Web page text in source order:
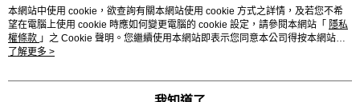
熱門標籤
本網站中使用 cookie，欲查詢有關本網站使用 cookie 方式之詳情，及若您不希
望在電腦上使用 cookie 時應如何變更電腦的 cookie 設定，請參閱本網站「 隱私
權條款 」之 Cookie 聲明。您繼續使用本網站即表示您同意本公司得按本網站使
用條款之 Cookie 聲明使用 cookie。
了解更多 >